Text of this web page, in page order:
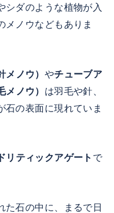
シダのような植物が入
メノウなどもありま
ノウ） やチューブア
ノウ） は羽毛や針、
石の表面に現れていま
リティックアゲート で
た石の中に、まるで日